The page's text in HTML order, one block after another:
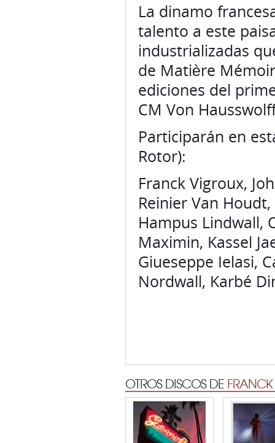
La dinamo
talento a este
industrializadas
de Matière
ediciones del
CM Von
Participarán en
Rotor):
Franck Vigroux,
Reinier Van
Hampus Lindwall,
Maximin, Kassel
Giueseppe Ielasi,
Nordwall, Karbé
OTROS DISCOS DE